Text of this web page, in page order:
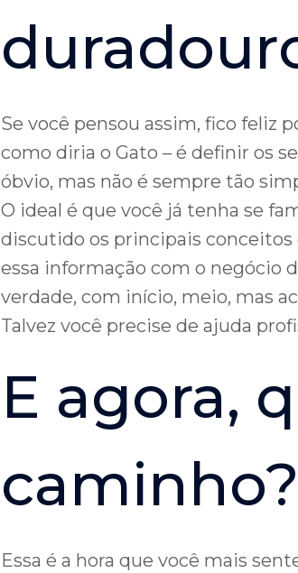
Se você pensou assim, fico feliz
como diria o Gato – é definir os
óbvio, mas não é sempre tão
O ideal é que você já tenha se
discutido os principais conceitos
essa informação com o negócio
verdade, com início, meio, mas
Talvez você precise de ajuda
E agora,
caminho?
Essa é a hora que você mais